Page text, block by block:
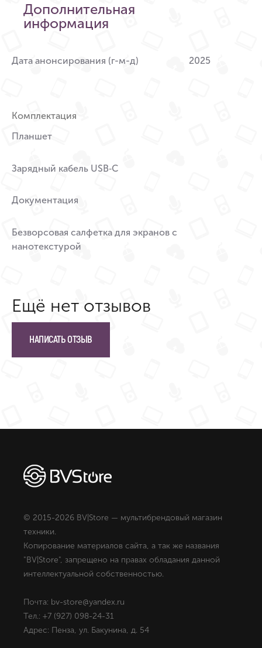
Дополнительная
информация
Дата анонсирования (г-м-д) 2025
Комплектация
Планшет
Зарядный кабель USB‑C
Документация
Безворсовая салфетка для экранов с
нанотекстурой
Ещё нет отзывов
НАПИСАТЬ ОТЗЫВ
© 2015-2026 BV|Store — мультибрендовый магазин
техники.
Копирование материалов сайта, а так же названия
"BV|Store", запрещено на правах обладания данной
интеллектуальной собственностью.
Почта: bv-store@yandex.ru
Тел.: +7 (927) 098-24-31
Адрес: Пенза, ул. Бакунина, д. 54